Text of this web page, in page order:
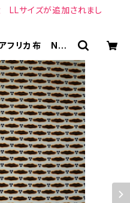
LLサイズが追加されまし
フリカ布 No.1